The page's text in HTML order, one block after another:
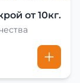
от 10кг.